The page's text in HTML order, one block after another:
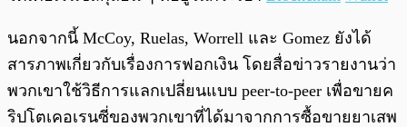
นอกจากนี้ McCoy, Ruelas, Worrell และ Gomez ยังได้
สารภาพเกี่ยวกับเรื่องการฟอกเงิน โดยสื่อข่าวรายงานว่า
พวกเขาใช้วิธีการแลกเปลี่ยนแบบ peer-to-peer เพื่อขายค
ริปโตเคอเรนซี่ของพวกเขาที่ได้มาจากการซื้อขายยาเสพ